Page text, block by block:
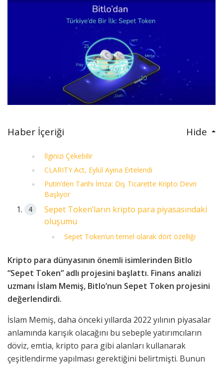
Haber İçeriği Hide
İlginizi Çekebilir
CLARITY Act, Eylül Ayına Ertelendi
Putin’den Tarihi İmza: Dış Ticarette Kripto Devri
Başlıyor
Sepet Token’ların kripto para piyasasındaki
oluşumu
Sepet Token’un temel olarak dört özelliği
Kripto para dünyasının önemli isimlerinden Bitlo
“Sepet Token” adlı projesini başlattı. Finans analizi
uzmanı İslam Memiş, Bitlo’nun Sepet Token projesini
değerlendirdi.
İslam Memiş, daha önceki yıllarda 2022 yılının piyasalar
anlamında karışık olacağını bu sebeple yatırımcıların
döviz, emtia, kripto para gibi alanları kullanarak
çeşitlendirme yapılması gerektiğini belirtmişti. Bunun